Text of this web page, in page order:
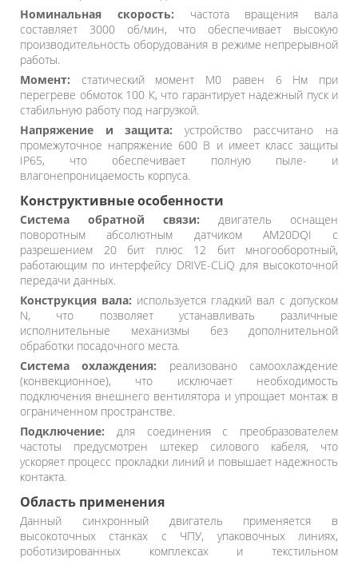
Номинальная скорость: частота вращения вала
составляет 3000 об/мин, что обеспечивает высокую
производительность оборудования в режиме непрерывной
работы.
Момент: статический момент M0 равен 6 Нм при
перегреве обмоток 100 К, что гарантирует надежный пуск и
стабильную работу под нагрузкой.
Напряжение и защита: устройство рассчитано на
промежуточное напряжение 600 В и имеет класс защиты
IP65, что обеспечивает полную пыле- и
влагонепроницаемость корпуса.
Конструктивные особенности
Система обратной связи: двигатель оснащен
поворотным абсолютным датчиком AM20DQI с
разрешением 20 бит плюс 12 бит многооборотный,
работающим по интерфейсу DRIVE-CLiQ для высокоточной
передачи данных.
Конструкция вала: используется гладкий вал с допуском
N, что позволяет устанавливать различные
исполнительные механизмы без дополнительной
обработки посадочного места.
Система охлаждения: реализовано самоохлаждение
(конвекционное), что исключает необходимость
подключения внешнего вентилятора и упрощает монтаж в
ограниченном пространстве.
Подключение: для соединения с преобразователем
частоты предусмотрен штекер силового кабеля, что
ускоряет процесс прокладки линий и повышает надежность
контакта.
Область применения
Данный синхронный двигатель применяется в
высокоточных станках с ЧПУ, упаковочных линиях,
роботизированных комплексах и текстильном